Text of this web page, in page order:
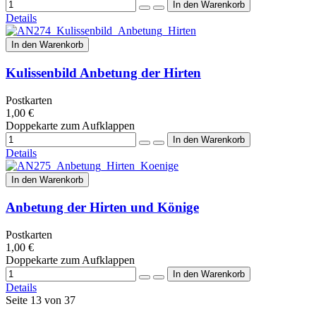
Details
In den Warenkorb
Kulissenbild Anbetung der Hirten
Postkarten
1,00 €
Doppekarte zum Aufklappen
Details
In den Warenkorb
Anbetung der Hirten und Könige
Postkarten
1,00 €
Doppekarte zum Aufklappen
Details
Seite 13 von 37